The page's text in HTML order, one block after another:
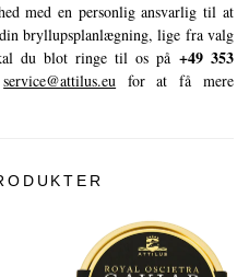
med en personlig ansvarlig til at
bryllupsplanlægning, lige fra valg
du blot ringe til os på +49 353
service@attilus.eu for at få mere